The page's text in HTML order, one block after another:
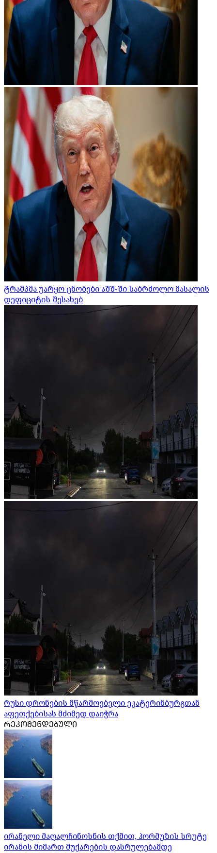
ტრამპმა უარყო ცნობები აშშ-ში საბრძოლო მასალის
დეფიციტის შესახებ
რუსი დრონების მწარმოებელი ეკატერინბურგთან
აფეთქებისას მძიმედ დაიჭრა
ᲠᲔᲙᲝᲛᲔᲜᲓᲔᲑᲣᲚᲘ
ირანელი მაღალჩინოსნის თქმით, ჰორმუზის სრუტე
ირანის მიმართ მუქარების დასრულებამდე